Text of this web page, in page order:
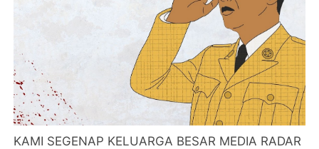
KAMI SEGENAP KELUARGA BESAR MEDIA RADAR